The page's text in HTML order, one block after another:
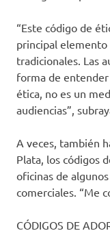
“Este código de
principal
tradicionales. Las
forma de
ética, no es un
audiencias”,
A veces, también
Plata, los códigos
oficinas de
comerciales. “Me
CÓDIGOS DE